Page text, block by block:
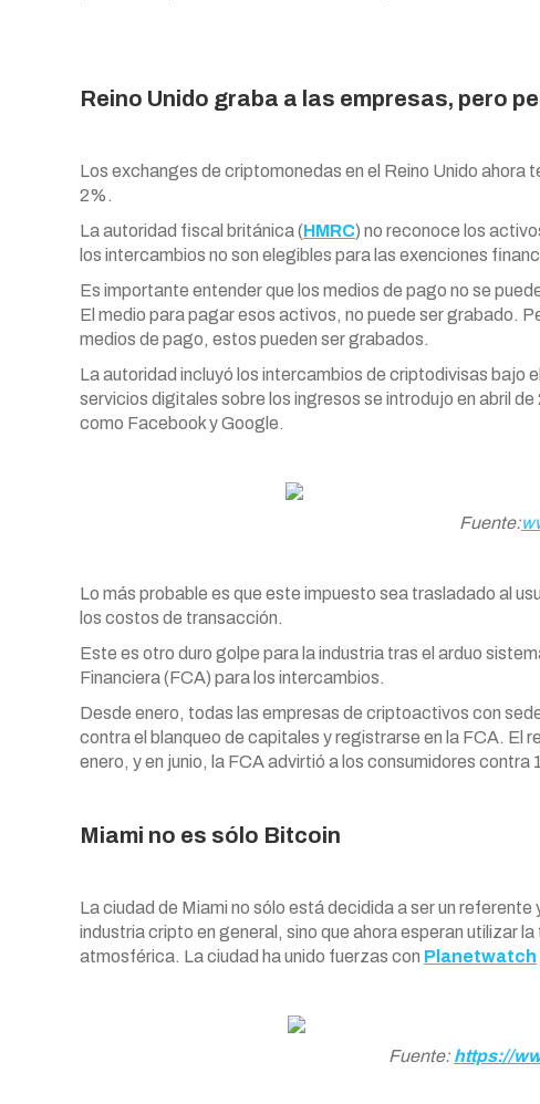
Reino Unido graba a las empresas, pero
Los exchanges de criptomonedas en el Reino Unido ahora
2%.
La autoridad fiscal británica (HMRC) no reconoce los
los intercambios no son elegibles para las exenciones
Es importante entender que los medios de pago no se
El medio para pagar esos activos, no puede ser grabado.
medios de pago, estos pueden ser grabados.
La autoridad incluyó los intercambios de criptodivisas bajo
servicios digitales sobre los ingresos se introdujo en abril
como Facebook y Google.
Fuente:
Lo más probable es que este impuesto sea trasladado al
los costos de transacción.
Este es otro duro golpe para la industria tras el arduo
Financiera (FCA) para los intercambios.
Desde enero, todas las empresas de criptoactivos con
contra el blanqueo de capitales y registrarse en la FCA. El
enero, y en junio, la FCA advirtió a los consumidores
Miami no es sólo Bitcoin
La ciudad de Miami no sólo está decidida a ser un
industria cripto en general, sino que ahora esperan utilizar
atmosférica. La ciudad ha unido fuerzas con Planetwatch
Fuente: https://